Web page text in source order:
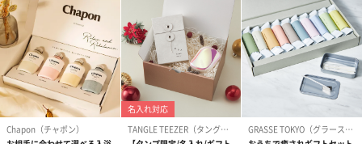
当ブランドを通して非日常のバスタイムを提供します。
リラックスタイムの贈り物
このサウナ＆ソルトスクラブは、日々の疲れを癒すリラックスタ
イムの贈り物として最適です。誕生日やクリスマスなどの特別な